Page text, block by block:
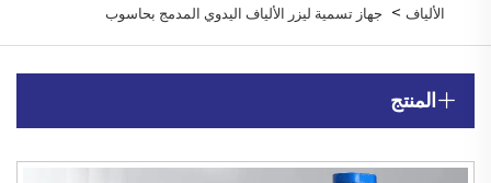
الألياف > جهاز تسمية ليزر الألياف اليدوي المدمج بحاسوب
المنتج